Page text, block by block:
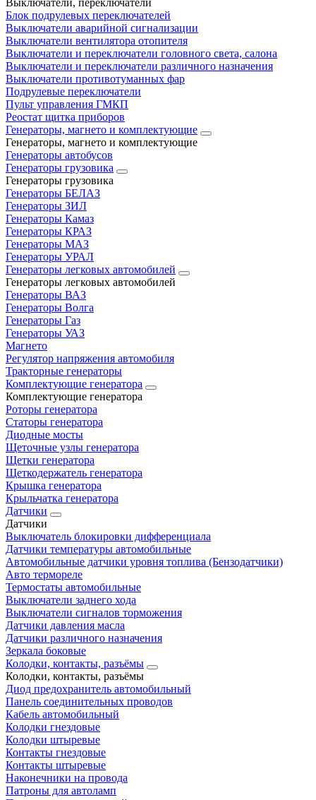
Выключатели, переключатели
Блок подрулевых переключателей
Выключатели аварийной сигнализации
Выключатели вентилятора отопителя
Выключатели и переключатели головного света, салона
Выключатели и переключатели различного назначения
Выключатели противотуманных фар
Подрулевые переключатели
Пульт управления ГМКП
Реостат щитка приборов
Генераторы, магнето и комплектующие
Генераторы, магнето и комплектующие
Генераторы автобусов
Генераторы грузовика
Генераторы грузовика
Генераторы БЕЛАЗ
Генераторы ЗИЛ
Генераторы Камаз
Генераторы КРАЗ
Генераторы МАЗ
Генераторы УРАЛ
Генераторы легковых автомобилей
Генераторы легковых автомобилей
Генераторы ВАЗ
Генераторы Волга
Генераторы Газ
Генераторы УАЗ
Магнето
Регулятор напряжения автомобиля
Тракторные генераторы
Комплектующие генератора
Комплектующие генератора
Роторы генератора
Статоры генератора
Диодные мосты
Щеточные узлы генератора
Щетки генератора
Щеткодержатель генератора
Крышка генератора
Крыльчатка генератора
Датчики
Датчики
Выключатель блокировки дифференциала
Датчики температуры автомобильные
Автомобильные датчики уровня топлива (Бензодатчики)
Авто термореле
Термостаты автомобильные
Выключатели заднего хода
Выключатели сигналов торможения
Датчики давления масла
Датчики различного назначения
Зеркала боковые
Колодки, контакты, разъёмы
Колодки, контакты, разъёмы
Диод предохранитель автомобильный
Панель соединительных проводов
Кабель автомобильный
Колодки гнездовые
Колодки штыревые
Контакты гнездовые
Контакты штыревые
Наконечники на провода
Патроны для автоламп